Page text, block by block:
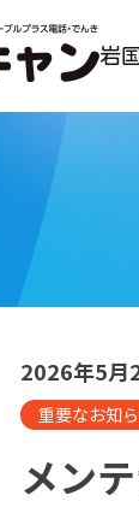
岩
2026年5月
重要なお知
メン